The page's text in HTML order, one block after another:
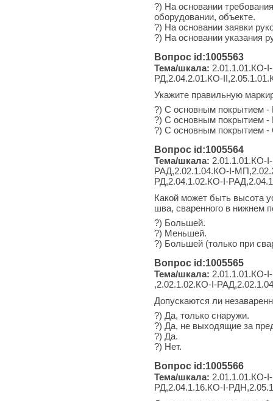
?) На основании
оборудовании, объекте.
?) На основании заявки
?) На основании указания
Вопрос id:1005563
Тема/шкала: 2.01.1.01.КО-
РД,2.04.2.01.КО-
Укажите правильную
?) С основным покрытием
?) С основным покрытием
?) С основным покрытием
Вопрос id:1005564
Тема/шкала: 2.01.1.01.КО-
РАД,2.02.1.04.КО-I-
РД,2.04.1.02.КО-I-
Какой может быть высота
шва, сваренного в нижнем
?) Большей.
?) Меньшей.
?) Большей (только при
Вопрос id:1005565
Тема/шкала: 2.01.1.01.КО-
,2.02.1.02.КО-I-
Допускаются ли
?) Да, только снаружи.
?) Да, не выходящие за
?) Да.
?) Нет.
Вопрос id:1005566
Тема/шкала: 2.01.1.01.КО-
РД,2.04.1.16.КО-I-